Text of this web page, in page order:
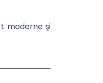
moderne şi